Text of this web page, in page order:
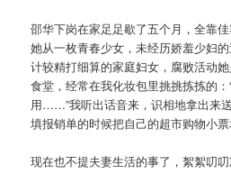
邵华下岗在家足足歇了五个月，全靠
她从一枚青春少女，未经历娇羞少妇
计较精打细算的家庭妇女，腐败活动
食堂，经常在我化妆包里挑挑拣拣的
用……”我听出话音来，识相地拿出来
填报销单的时候把自己的超市购物小票
现在也不提夫妻生活的事了，絮絮叨